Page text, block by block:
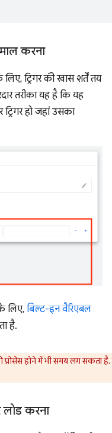
करना
ट्रिगर की खास शर्तें तय
तरीका यह है कि यह
हो जहां उसका
लिए,बिल्ट-इन वैरिएबल
है.
प्रोसेस होने में भी समय लग सकता
करना